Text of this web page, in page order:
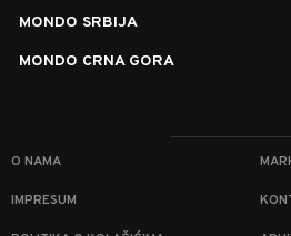
MONDO SRBIJA
MONDO CRNA GORA
O NAMA
IMPRESUM